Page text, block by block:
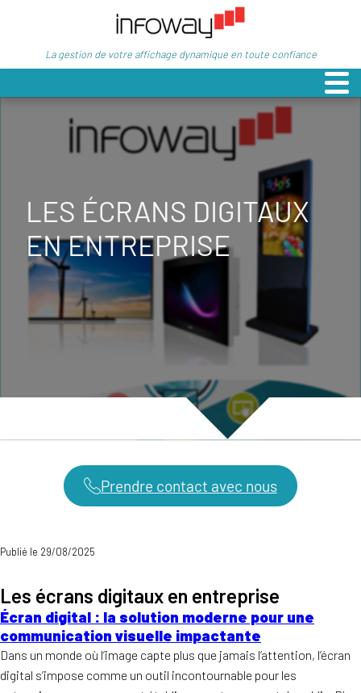
La gestion de votre affichage dynamique en toute confiance
LES ÉCRANS DIGITAUX
EN ENTREPRISE
Prendre contact avec nous
Publié le 29/08/2025
Les écrans digitaux en entreprise
Écran digital : la solution moderne pour une
communication visuelle impactante
Dans un monde où l’image capte plus que jamais l’attention, l’écran
digital s’impose comme un outil incontournable pour les